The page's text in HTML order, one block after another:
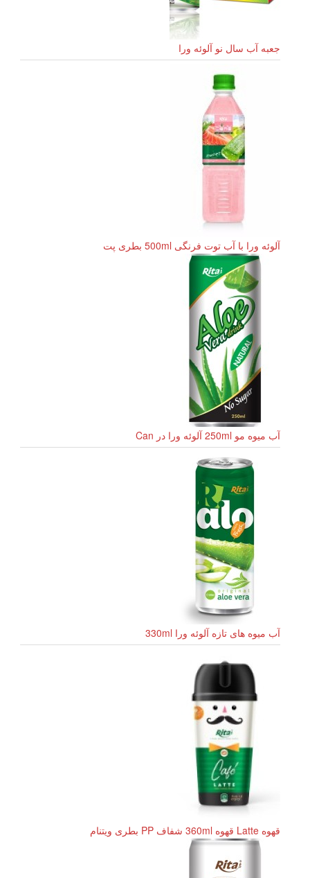
جعبه آب سال نو آلوئه ورا
آلوئه ورا با آب توت فرنگی 500ml بطری پت
آب میوه مو 250ml آلوئه ورا در Can
آب میوه های تازه آلوئه ورا 330ml
قهوه Latte قهوه 360ml شفاف PP بطری ویتنام